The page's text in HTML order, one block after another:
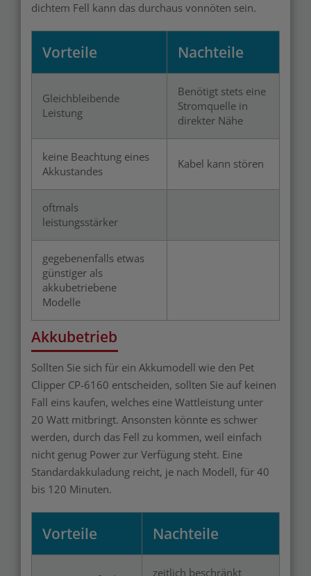
dichtem Fell kann das durchaus vonnöten sein.
Vorteile Nachteile
Gleichbleibende
Leistung
Benötigt stets eine
Stromquelle in
direkter Nähe
keine Beachtung eines
Akkustandes
Kabel kann stören
oftmals
leistungsstärker
gegebenenfalls etwas
günstiger als
akkubetriebene
Modelle
Akkubetrieb
Sollten Sie sich für ein Akkumodell wie den Pet
Clipper CP-6160 entscheiden, sollten Sie auf keinen
Fall eins kaufen, welches eine Wattleistung unter
20 Watt mitbringt. Ansonsten könnte es schwer
werden, durch das Fell zu kommen, weil einfach
nicht genug Power zur Verfügung steht. Eine
Standardakkuladung reicht, je nach Modell, für 40
bis 120 Minuten.
Vorteile Nachteile
zeitlich beschränkt